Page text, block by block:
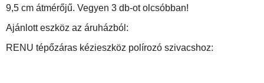
9,5 cm átmérőjű. Vegyen 3 db-ot olcsóbban!
Ajánlott eszköz az áruházból:
RENU tépőzáras kézieszköz polírozó szivacshoz: